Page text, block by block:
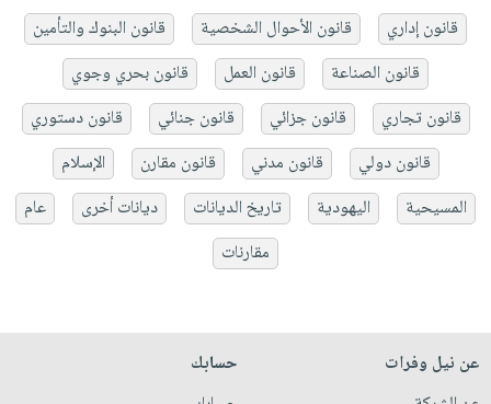
قانون إداري
قانون الأحوال الشخصية
قانون البنوك والتأمين
قانون الصناعة
قانون العمل
قانون بحري وجوي
قانون تجاري
قانون جزائي قانون جنائي
قانون دستوري
قانون دولي
قانون مدني قانون مقارن
الإسلام
المسيحية
اليهودية تاريخ الديانات ديانات أخرى
عام
مقارنات
عن نيل وفرات
حسابك